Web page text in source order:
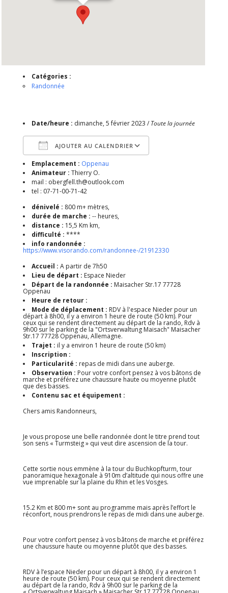
Catégories :
Randonnée
Date/heure : dimanche, 5 février 2023 / Toute la journée
AJOUTER AU CALENDRIER
Télécharger ICS
Emplacement : Oppenau
Animateur : Thierry O.
mail : obergfell.th@outlook.com
tel : 07-71-00-71-42
dénivelé : 800 m+ mètres,
durée de marche : -- heures,
distance : 15,5 Km km,
difficulté : ****
info randonnée :
https://www.visorando.com/randonnee-/21912330
Accueil : A partir de 7h50
Lieu de départ : Espace Nieder
Départ de la randonnée : Maisacher Str.17 77728
Oppenau
Heure de retour :
Mode de déplacement : RDV à l'espace Nieder pour un
départ à 8h00, il y a environ 1 heure de route (50 km). Pour
ceux qui se rendent directement au départ de la rando, Rdv à
9h00 sur le parking de la "Ortsverwaltung Maisach" Maisacher
Str.17 77728 Oppenau, Allemagne.
Trajet : il y a environ 1 heure de route (50 km)
Inscription :
Particularité : repas de midi dans une auberge.
Observation : Pour votre confort pensez à vos bâtons de
marche et préférez une chaussure haute ou moyenne plutôt
que des basses.
Contenu sac et équipement :
Chers amis Randonneurs,
Je vous propose une belle randonnée dont le titre prend tout
son sens « Turmsteig » qui veut dire ascension de la tour.
Cette sortie nous emmène à la tour du Buchkopfturm, tour
panoramique hexagonale à 910m d’altitude qui nous offre une
vue imprenable sur la plaine du Rhin et les Vosges.
15.2 Km et 800 m+ sont au programme mais après l’effort le
réconfort, nous prendrons le repas de midi dans une auberge.
Pour votre confort pensez à vos bâtons de marche et préférez
une chaussure haute ou moyenne plutôt que des basses.
RDV à l’espace Nieder pour un départ à 8h00, il y a environ 1
heure de route (50 km). Pour ceux qui se rendent directement
au départ de la rando, Rdv à 9h00 sur le parking de la